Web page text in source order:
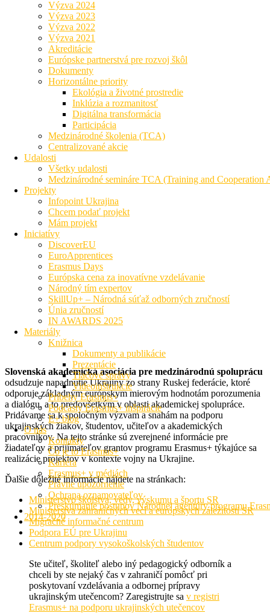
Výzva 2024
Výzva 2023
Výzva 2022
Výzva 2021
Akreditácie
Európske partnerstvá pre rozvoj škôl
Dokumenty
Horizontálne priority
Ekológia a životné prostredie
Inklúzia a rozmanitosť
Digitálna transformácia
Participácia
Medzinárodné školenia (TCA)
Centralizované akcie
Udalosti
Všetky udalosti
Medzinárodné semináre TCA (Training and Cooperation
Projekty
Infopoint Ukrajina
Chcem podať projekt
Mám projekt
Iniciatívy
DiscoverEU
EuroApprentices
Erasmus Days
Európska cena za inovatívne vzdelávanie
Národný tím expertov
SkillUp+ – Národná súťaž odborných zručností
Únia zručností
IN AWARDS 2025
Materiály
Knižnica
Dokumenty a publikácie
Prezentácie
Tlačové správy
Videoinštrukcie
Príbehy Erasmus+
Podcasty Erasmus+ inšpirácie
E+ blog
O nás
Kontakty
Čo je to Erasmus+
Kariéra
Erasmus+ v médiách
Právne upozornenie
Ochrana oznamovateľov
Preskúmanie postupov Národnej agentúry programu
2014-2020
Slovenská akademická asociácia pre medzinárodnú spoluprácu
odsudzuje napadnutie Ukrajiny zo strany Ruskej federácie, ktoré
odporuje základným európskym mierovým hodnotám porozumenia
a dialógu, a to predovšetkým v oblasti akademickej spolupráce.
Pridávame sa k spoločným výzvam a snahám na podporu
ukrajinských žiakov, študentov, učiteľov a akademických
pracovníkov. Na tejto stránke sú zverejnené informácie pre
žiadateľov a prijímateľov grantov programu Erasmus+ týkajúce sa
realizácie projektov v kontexte vojny na Ukrajine.
Ďalšie dôležité informácie nájdete na stránkach:
Ministerstvo školstva, vedy, výskumu a športu SR
Ministerstva zahraničných vecí a európskych záležitostí SR
Migračné informačné centrum
Podpora EÚ pre Ukrajinu
Centrum podpory vysokoškolských študentov
Ste učiteľ, školiteľ alebo iný pedagogický odborník a
chceli by ste nejaký čas v zahraničí pomôcť pri
poskytovaní vzdelávania a odbornej prípravy
ukrajinským utečencom? Zaregistrujte sa v registri
Erasmus+ na podporu ukrajinských utečencov